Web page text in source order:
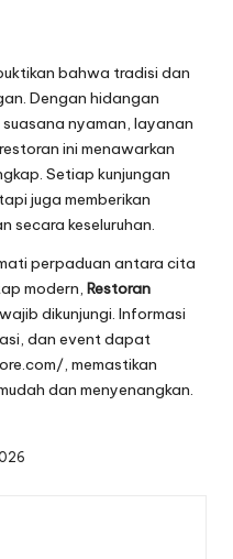
bahwa tradisi dan
Dengan hidangan
nyaman, layanan
ini menawarkan
Setiap kunjungan
juga memberikan
secara keseluruhan.
perpaduan antara cita
modern, Restoran
dikunjungi. Informasi
dan event dapat
, memastikan
dan menyenangkan.